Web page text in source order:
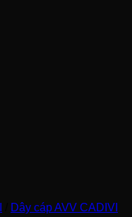
Dây cáp AVV CADIVI